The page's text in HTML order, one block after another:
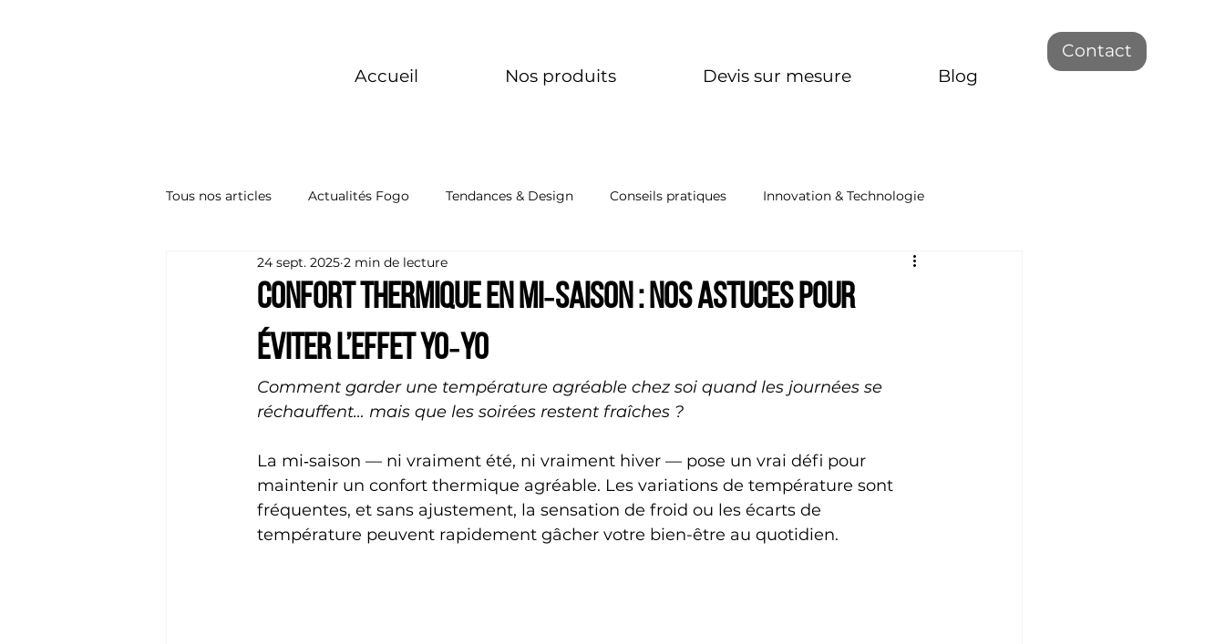
Contact
Accueil
Nos produits Devis sur mesure Blog
Tous nos articles Actualités Fogo Tendances & Design Conseils pratiques Innovation & Technologie
Confort thermique en mi‑saison : nos astuces pour
éviter l’effet yo‑yo
24 sept. 2025 2 min de lecture
Comment garder une température agréable chez soi quand les journées se
réchauffent… mais que les soirées restent fraîches ?
La mi‑saison — ni vraiment été, ni vraiment hiver — pose un vrai défi pour
maintenir un confort thermique agréable. Les variations de température sont
fréquentes, et sans ajustement, la sensation de froid ou les écarts de
température peuvent rapidement gâcher votre bien-être au quotidien.